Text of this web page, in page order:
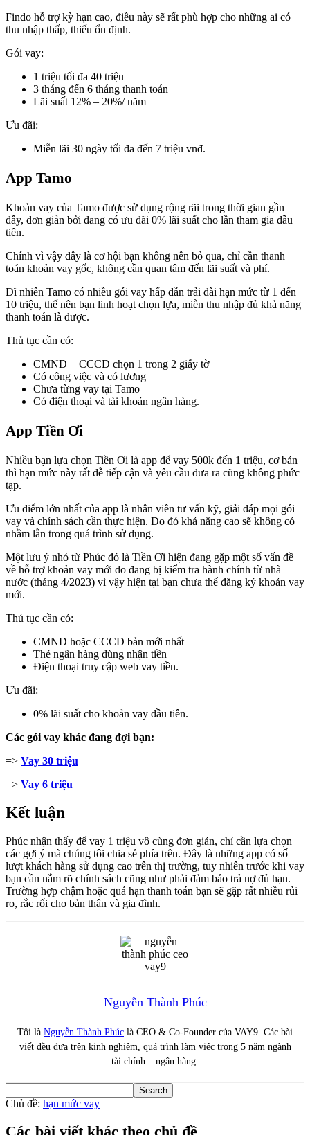
Findo hỗ trợ kỳ hạn cao, điều này sẽ rất phù hợp cho những ai có
thu nhập thấp, thiếu ổn định.
Gói vay:
1 triệu tối đa 40 triệu
3 tháng đến 6 tháng thanh toán
Lãi suất 12% – 20%/ năm
Ưu đãi:
Miễn lãi 30 ngày tối đa đến 7 triệu vnđ.
App Tamo
Khoản vay của Tamo được sử dụng rộng rãi trong thời gian gần
đây, đơn giản bởi đang có ưu đãi 0% lãi suất cho lần tham gia đầu
tiên.
Chính vì vậy đây là cơ hội bạn không nên bỏ qua, chỉ cần thanh
toán khoản vay gốc, không cần quan tâm đến lãi suất và phí.
Dĩ nhiên Tamo có nhiều gói vay hấp dẫn trải dài hạn mức từ 1 đến
10 triệu, thế nên bạn linh hoạt chọn lựa, miễn thu nhập đủ khả năng
thanh toán là được.
Thủ tục cần có:
CMND + CCCD chọn 1 trong 2 giấy tờ
Có công việc và có lương
Chưa từng vay tại Tamo
Có điện thoại và tài khoản ngân hàng.
App Tiền Ơi
Nhiều bạn lựa chọn Tiền Ơi là app để vay 500k đến 1 triệu, cơ bản
thì hạn mức này rất dễ tiếp cận và yêu cầu đưa ra cũng không phức
tạp.
Ưu điểm lớn nhất của app là nhân viên tư vấn kỹ, giải đáp mọi gói
vay và chính sách cần thực hiện. Do đó khả năng cao sẽ không có
nhầm lẫn trong quá trình sử dụng.
Một lưu ý nhỏ từ Phúc đó là Tiền Ơi hiện đang gặp một số vấn đề
về hỗ trợ khoản vay mới do đang bị kiểm tra hành chính từ nhà
nước (tháng 4/2023) vì vậy hiện tại bạn chưa thể đăng ký khoản vay
mới.
Thủ tục cần có:
CMND hoặc CCCD bản mới nhất
Thẻ ngân hàng dùng nhận tiền
Điện thoại truy cập web vay tiền.
Ưu đãi:
0% lãi suất cho khoản vay đầu tiên.
Các gói vay khác đang đợi bạn:
=> Vay 30 triệu
=> Vay 6 triệu
Kết luận
Phúc nhận thấy để vay 1 triệu vô cùng đơn giản, chỉ cần lựa chọn
các gợi ý mà chúng tôi chia sẻ phía trên. Đây là những app có số
lượt khách hàng sử dụng cao trên thị trường, tuy nhiên trước khi vay
bạn cần nắm rõ chính sách cũng như phải đảm bảo trả nợ đủ hạn.
Trường hợp chậm hoặc quá hạn thanh toán bạn sẽ gặp rất nhiều rủi
ro, rắc rối cho bản thân và gia đình.
Nguyễn Thành Phúc
Tôi là Nguyễn Thành Phúc là CEO & Co-Founder của VAY9. Các bài
viết đều dựa trên kinh nghiệm, quá trình làm việc trong 5 năm ngành
tài chính – ngân hàng.
Chủ đề: hạn mức vay
Các bài viết khác theo chủ đề